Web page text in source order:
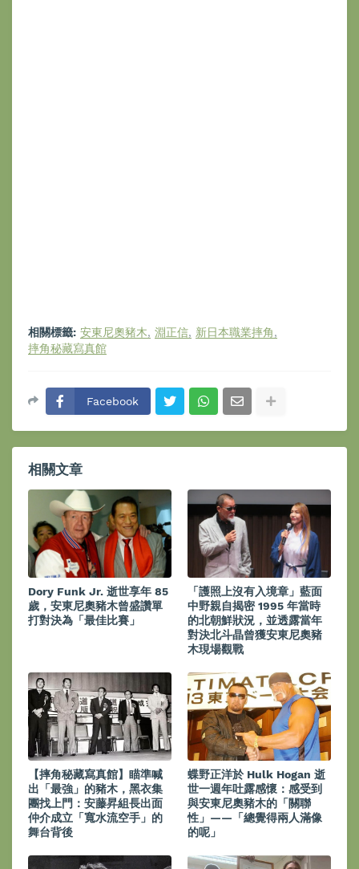
相關標籤: 安東尼奧豬木 淵正信
新日本職業摔角
摔角秘藏寫真館
Facebook
相關文章
Dory Funk Jr. 逝世享年 85
歲，安東尼奧豬木曾盛讚單
打對決為「最佳比賽」
「護照上沒有入境章」藍面
中野親自揭密 1995 年當時
的北朝鮮狀況，並透露當年
對決北斗晶曾獲安東尼奧豬
木現場觀戰
【摔角秘藏寫真館】瞄準喊
出「最強」的豬木，黑衣集
團找上門：安藤昇組長出面
仲介成立「寬水流空手」的
舞台背後
蝶野正洋於 Hulk Hogan 逝
世一週年吐露感懷：感受到
與安東尼奧豬木的「關聯
性」——「總覺得兩人滿像
的呢」